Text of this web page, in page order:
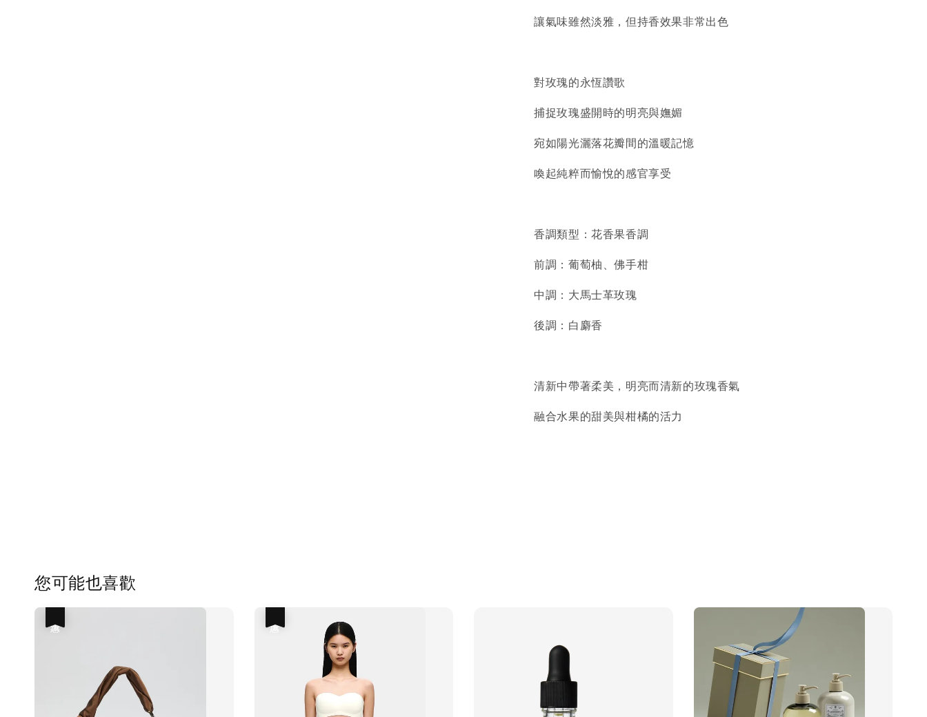
讓氣味雖然淡雅，但持香效果非常出色
對玫瑰的永恆讚歌
捕捉玫瑰盛開時的明亮與嫵媚
宛如陽光灑落花瓣間的溫暖記憶
喚起純粹而愉悅的感官享受
香調類型：花香果香調
前調：葡萄柚、佛手柑
中調：大馬士革玫瑰
後調：白麝香
清新中帶著柔美，明亮而清新的玫瑰香氣
融合水果的甜美與柑橘的活力
您可能也喜歡